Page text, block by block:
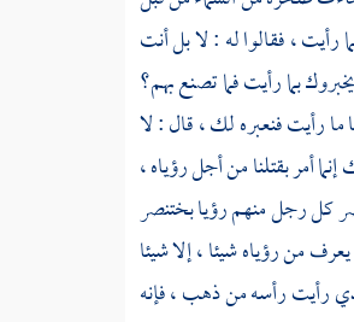
رأيت ، فقالوا له : لا بل أنت
بما رأيت فما تصنع بهم؟
ما رأيت فنعبره لك ، قال : لا
أمر بقتلنا من أجل رؤياه ،
كل رجل منهم رؤيابختنصر
من رؤياه شيئا ، إلا شيئا
رأيت رأسه من ذهب ، فإنه